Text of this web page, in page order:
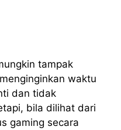
tampak
waktu
dan tidak
bila dilihat dari
gaming secara